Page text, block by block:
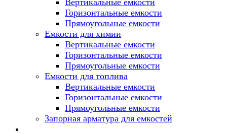
Вертикальные емкости
Горизонтальные емкости
Прямоугольные емкости
Емкости для химии
Вертикальные емкости
Горизонтальные емкости
Прямоугольные емкости
Емкоcти для топлива
Вертикальные емкости
Горизонтальные емкости
Прямоугольные емкости
Запорная арматура для емкостей